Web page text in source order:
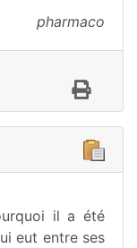
pharmaco
il a été
eut entre ses